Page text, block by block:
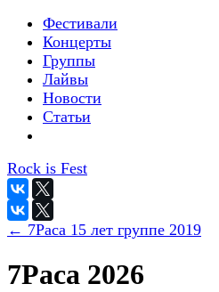
Фестивали
Концерты
Группы
Лайвы
Новости
Статьи
Rock is Fest
← 7Раса 15 лет группе 2019
7Раса 2026